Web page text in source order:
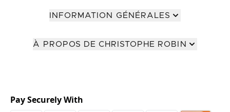
INFORMATION GÉNÉRALES
À PROPOS DE CHRISTOPHE ROBIN
Pay Securely With